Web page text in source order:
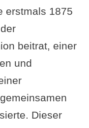
erstmals 1875
beitrat, einer
und
Dieser